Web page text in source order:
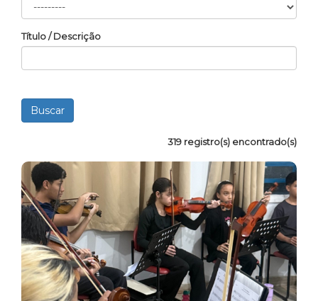
Título / Descrição
319 registro(s) encontrado(s)